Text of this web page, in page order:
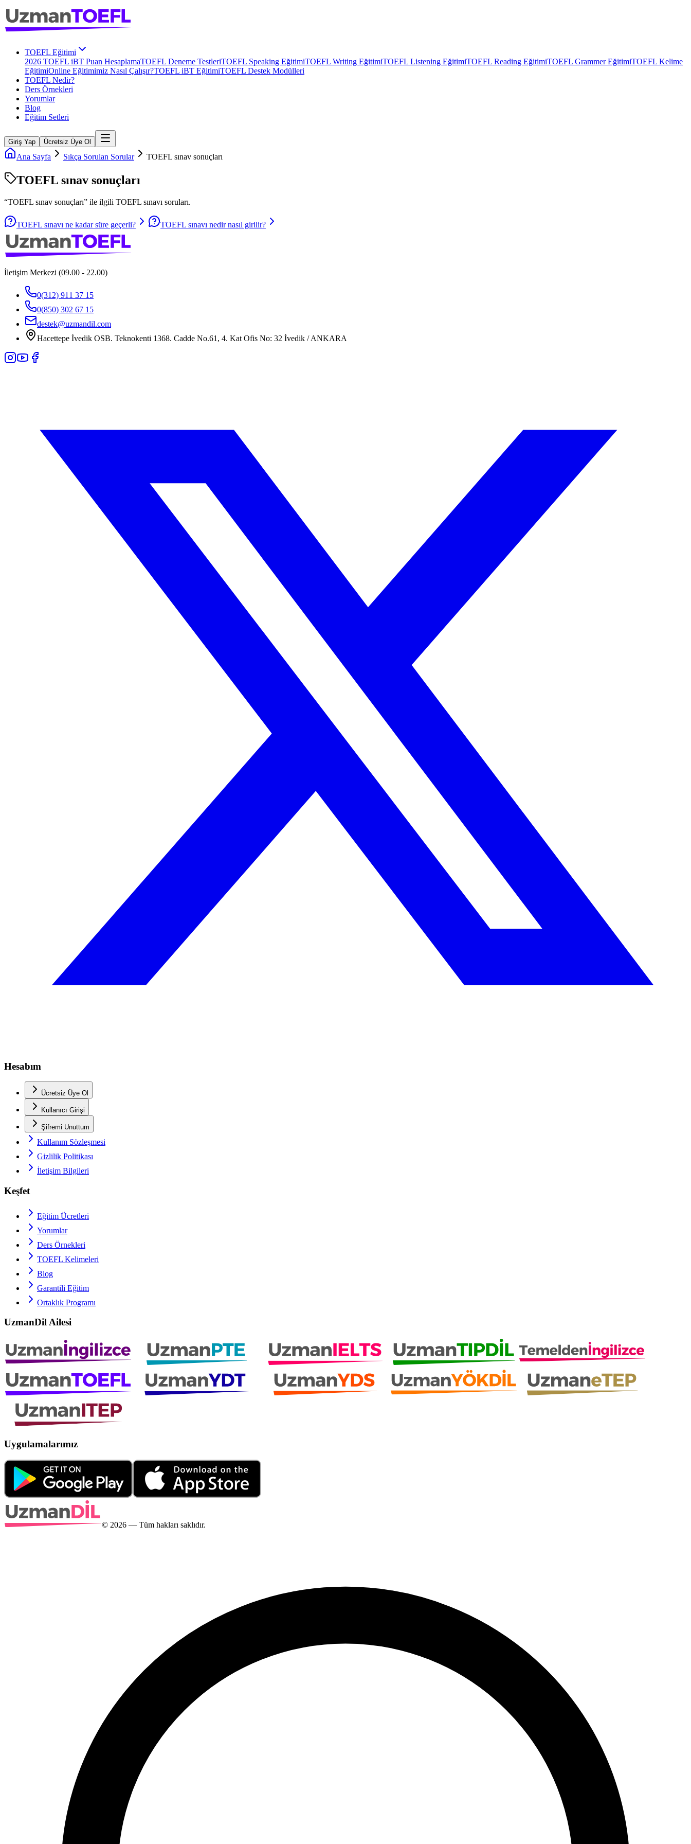
TOEFL Eğitimi
2026 TOEFL iBT Puan HesaplamaTOEFL Deneme TestleriTOEFL Speaking EğitimiTOEFL Writing EğitimiTOEFL Listening EğitimiTOEFL Reading EğitimiTOEFL Grammer EğitimiTOEFL Kelime
EğitimiOnline Eğitimimiz Nasıl Çalışır?TOEFL iBT EğitimiTOEFL Destek Modülleri
TOEFL Nedir?
Ders Örnekleri
Yorumlar
Blog
Eğitim Setleri
Giriş Yap Ücretsiz Üye Ol
Ana Sayfa Sıkça Sorulan Sorular TOEFL sınav sonuçları
TOEFL sınav sonuçları
“TOEFL sınav sonuçları” ile ilgili TOEFL sınavı soruları.
TOEFL sınavı ne kadar süre geçerli? TOEFL sınavı nedir nasıl girilir?
İletişim Merkezi (09.00 - 22.00)
0(312) 911 37 15
0(850) 302 67 15
destek@uzmandil.com
Hacettepe İvedik OSB. Teknokenti 1368. Cadde No.61, 4. Kat Ofis No: 32 İvedik / ANKARA
Hesabım
Ücretsiz Üye Ol
Kullanıcı Girişi
Şifremi Unuttum
Kullanım Sözleşmesi
Gizlilik Politikası
İletişim Bilgileri
Keşfet
Eğitim Ücretleri
Yorumlar
Ders Örnekleri
TOEFL Kelimeleri
Blog
Garantili Eğitim
Ortaklık Programı
UzmanDil Ailesi
Uygulamalarımız
© 2026 — Tüm hakları saklıdır.